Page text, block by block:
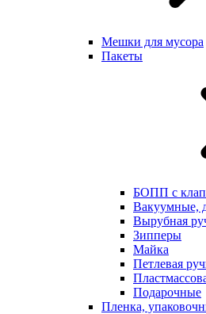
Мешки для мусора
Пакеты
БОПП с
Вакуумные,
Вырубная
Зипперы
Майка
Петлевая
Подарочные
Пленка,